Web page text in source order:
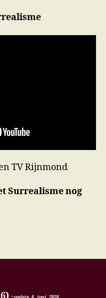
TV Rijnmond
Surrealisme nog